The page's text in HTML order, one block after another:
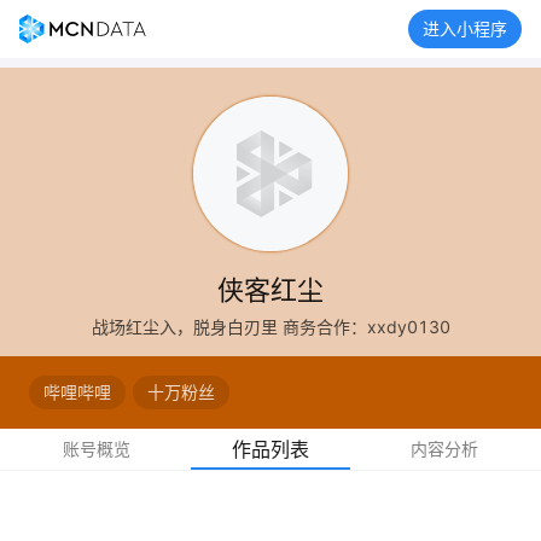
进入小程序
侠客红尘
战场红尘入，脱身白刃里 商务合作：xxdy0130
哔哩哔哩 十万粉丝
账号概览 作品列表 内容分析